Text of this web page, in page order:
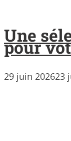
Une
pour
29 juin 202623